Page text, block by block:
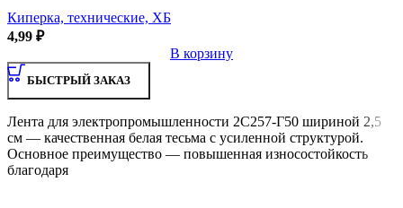
Киперка, технические, ХБ
4,99 ₽
В корзину
БЫСТРЫЙ ЗАКАЗ
Лента для электропромышленности 2С257-Г50 шириной 2,5
см — качественная белая тесьма с усиленной структурой.
Основное преимущество — повышенная износостойкость
благодаря